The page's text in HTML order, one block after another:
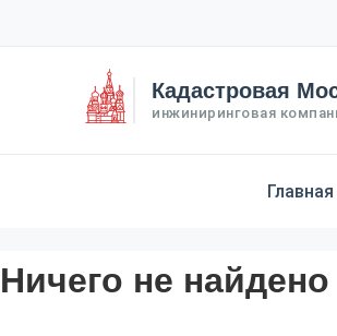
содержимому
Кадастровая
инжиниринговая
Главная
Ничего не найдено